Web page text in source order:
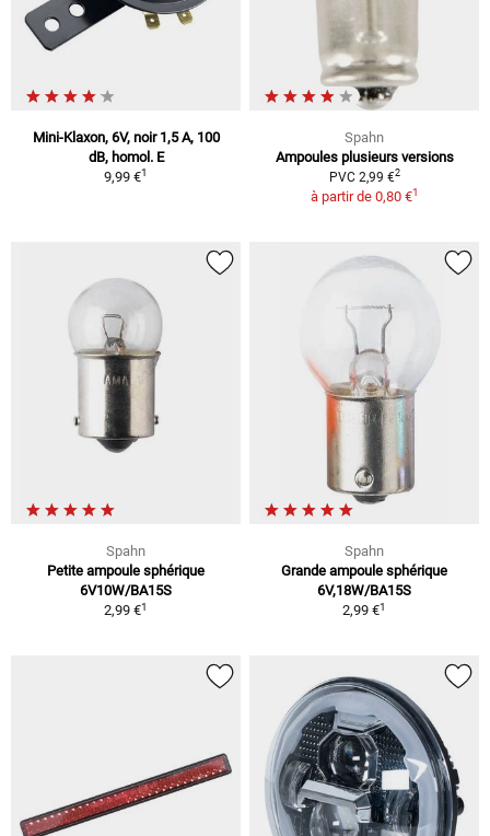
Mini-Klaxon, 6V, noir 1,5 A, 100
dB, homol. E
9,99 €1
Spahn
Ampoules plusieurs versions
PVC 2,99 €2
à partir de 0,80 €1
Spahn
Petite ampoule sphérique
6V10W/BA15S
2,99 €1
Spahn
Grande ampoule sphérique
6V,18W/BA15S
2,99 €1